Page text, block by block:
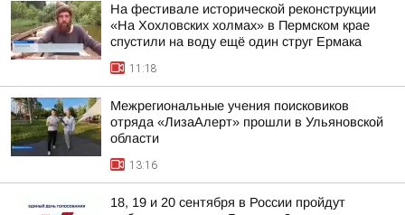
На фестивале исторической реконструкции
«На Хохловских холмах» в Пермском крае
спустили на воду ещё один струг Ермака
11:18
Межрегиональные учения поисковиков
отряда «ЛизаАлерт» прошли в Ульяновской
области
13:16
18, 19 и 20 сентября в России пройдут